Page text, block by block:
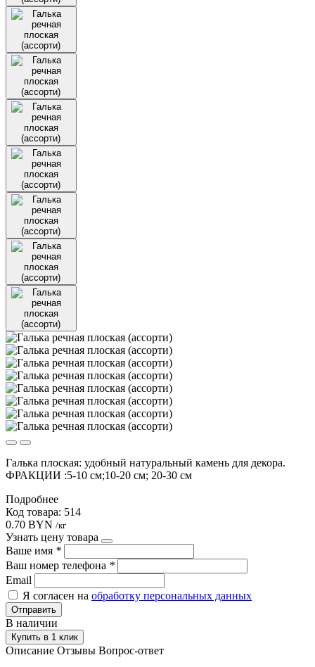
Галька плоская: удобный натуральный камень для декора.
ФРАКЦИИ :5-10 см;10-20 см; 20-30 см
Подробнее
Код товара: 514
0.70 BYN /кг
Узнать цену товара
Ваше имя *
Ваш номер телефона *
Email
Я согласен на обработку персональных данных
Отправить
В наличии
Купить в 1 клик
Описание Отзывы Вопрос-ответ